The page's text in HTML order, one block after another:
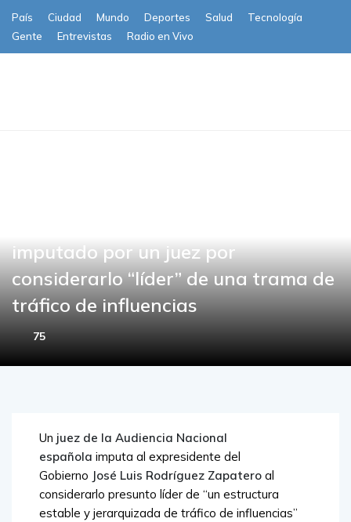
País Ciudad Mundo Deportes Salud
Tecnología
Gente
Entrevistas Radio en Vivo
imputado por un juez por
considerarlo “líder” de una trama de
tráfico de influencias
75
Un juez de la Audiencia Nacional
española imputa al expresidente del
Gobierno José Luis Rodríguez Zapatero al
considerarlo presunto líder de “un estructura
estable y jerarquizada de tráfico de influencias”